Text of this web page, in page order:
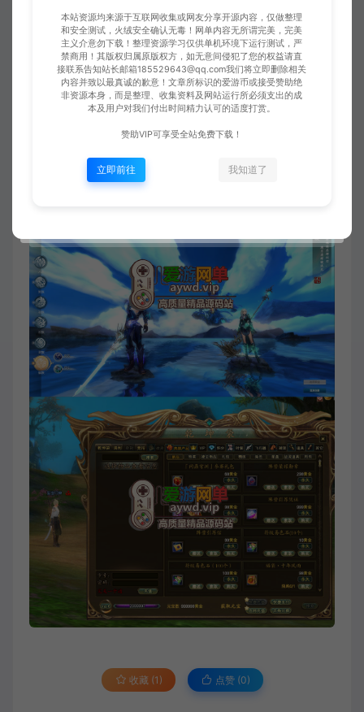
收藏 (1) 点赞 (0)
本站资源均来源于互联网收集或网友分享开源内容，仅做整理
和安全测试，火绒安全确认无毒！网单内容无所谓完美，完美
主义介意勿下载！整理资源学习仅供单机环境下运行测试，严
禁商用！其版权归属原版权方，如无意间侵犯了您的权益请直
接联系告知站长邮箱185529643@qq.com我们将立即删除相关
内容并致以最真诚的歉意！文章所标识的爱游币或接受赞助绝
非资源本身，而是整理、收集资料及网站运行所必须支出的成
本及用户对我们付出时间精力认可的适度打赏。
赞助VIP可享受全站免费下载！
立即前往 我知道了